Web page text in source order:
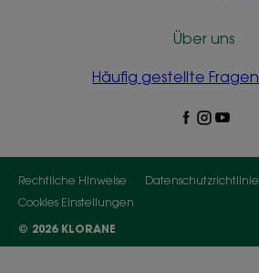
Über uns
Häufig gestellte Fragen
Rechtliche Hinweise
Datenschutzrichtlinie
Cookies Einstellungen
© 2026 KLORANE